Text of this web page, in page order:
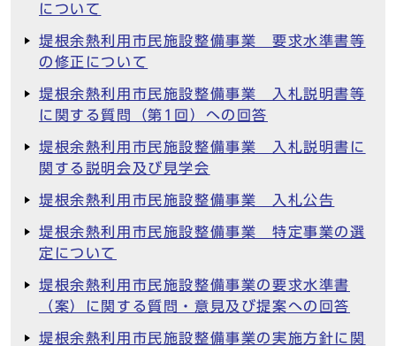
について
堤根余熱利用市民施設整備事業 要求水準書等
の修正について
堤根余熱利用市民施設整備事業 入札説明書等
に関する質問（第1回）への回答
堤根余熱利用市民施設整備事業 入札説明書に
関する説明会及び見学会
堤根余熱利用市民施設整備事業 入札公告
堤根余熱利用市民施設整備事業 特定事業の選
定について
堤根余熱利用市民施設整備事業の要求水準書
（案）に関する質問・意見及び提案への回答
堤根余熱利用市民施設整備事業の実施方針に関